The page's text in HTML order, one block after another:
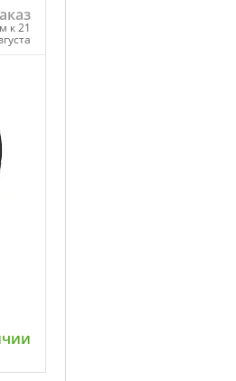
к 21